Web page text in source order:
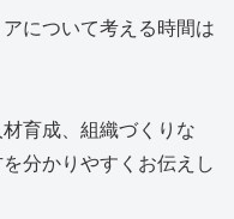
について考える時間は
育成、組織づくりな
分かりやすくお伝えし